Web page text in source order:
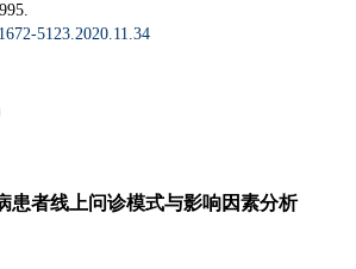
5123.2020.11.34
患者线上问诊模式与影响因素分析